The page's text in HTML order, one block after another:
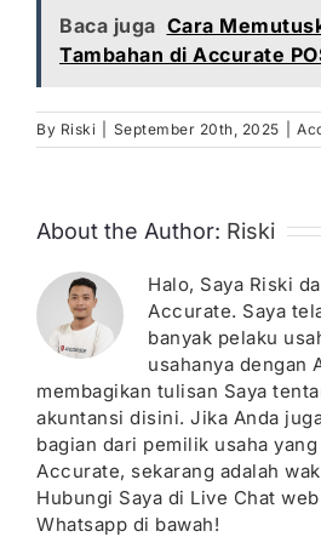
Baca juga Cara
Tambahan di Accurate
By Riski September 20th, 2025
About the Author: Riski
Halo, Saya Riski
Accurate. Saya
banyak pelaku
usahanya dengan
membagikan tulisan Saya
akuntansi disini. Jika Anda
bagian dari pemilik usaha
Accurate, sekarang adalah
Hubungi Saya di Live Chat
Whatsapp di bawah!